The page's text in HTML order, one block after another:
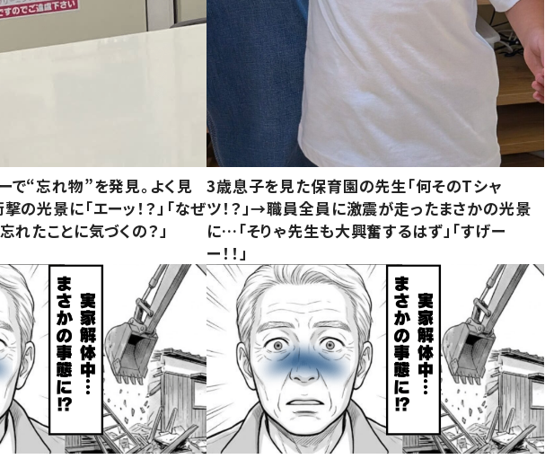
で“忘れ物”を発見。よく見
の光景に「エーッ！？」「なぜ
れたことに気づくの？」
3歳息子を見た保育園の先生「何そのTシャ
ツ！？」→職員全員に激震が走ったまさかの光景
に…「そりゃ先生も大興奮するはず」「すげー
ー！！」